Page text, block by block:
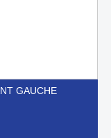
GAUCHE